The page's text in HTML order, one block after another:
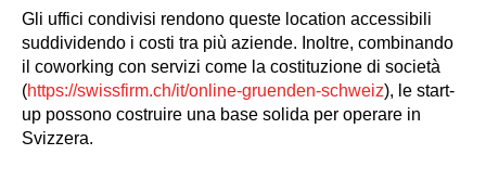
Gli uffici condivisi rendono queste location accessibili
suddividendo i costi tra più aziende. Inoltre, combinando
il coworking con servizi come la costituzione di società
(https://swissfirm.ch/it/online-gruenden-schweiz), le start-
up possono costruire una base solida per operare in
Svizzera.